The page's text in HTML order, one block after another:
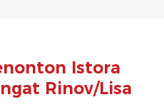
Istora
Rinov/Lisa